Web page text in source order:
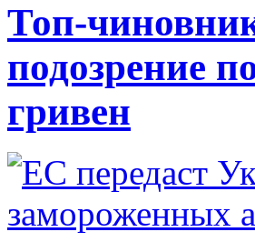
Топ-
подозрение
гривен